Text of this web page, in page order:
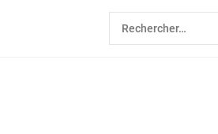
Rechercher :